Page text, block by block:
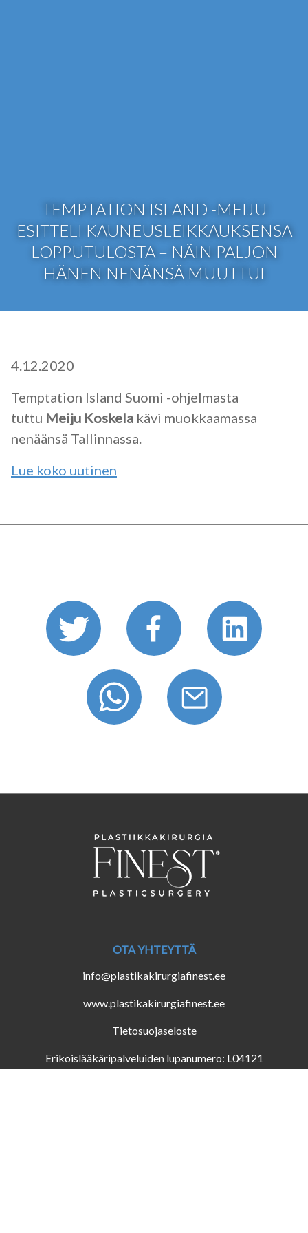
TEMPTATION ISLAND -MEIJU
ESITTELI KAUNEUSLEIKKAUKSENSA
LOPPUTULOSTA – NÄIN PALJON
HÄNEN NENÄNSÄ MUUTTUI
4.12.2020
Temptation Island Suomi -ohjelmasta
tuttu Meiju Koskela kävi muokkaamassa
nenäänsä Tallinnassa.
Lue koko uutinen
OTA YHTEYTTÄ
info@plastikakirurgiafinest.ee
www.plastikakirurgiafinest.ee
Tietosuojaseloste
Erikoislääkäripalveluiden lupanumero: L04121